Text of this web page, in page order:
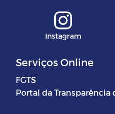
Instagram
Serviços Online
FGTS
Portal da Transparência